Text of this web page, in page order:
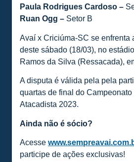
Paula Rodrigues Cardoso –
Ruan Ogg – Setor B
Avaí x Criciúma-SC se enfrenta
deste sábado (18/03), no
Ramos da Silva (Ressacada),
A disputa é válida pela pela
quartas de final do
Atacadista 2023.
Ainda não é sócio?
Acesse
participe de ações exclusivas!